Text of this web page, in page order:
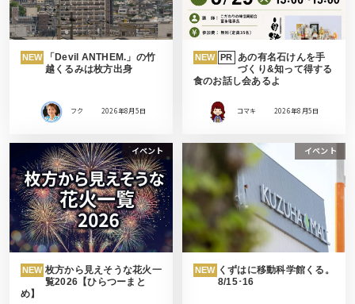
NEW
「Devil ANTHEM.」の竹
越くるみは枚方出身
フク 2026年8月5日
NEW PR
あの有名石けんを手
づくり&知って得する
食のお話し会あるよ
コマキ 2026年8月5日
イベント
NEW 枚方から見えそうな花火一
覧2026【ひらつーまと
め】
イベント
NEW くずはに移動科学館くる。
8/15･16